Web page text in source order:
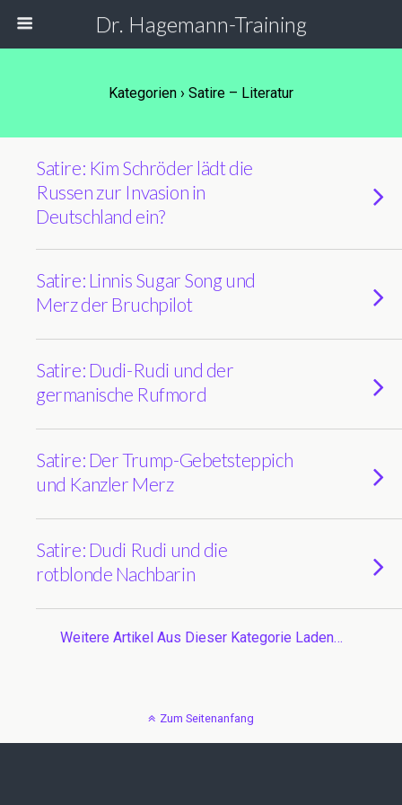
Dr. Hagemann-Training
Kategorien › Satire – Literatur
Satire: Kim Schröder lädt die
Russen zur Invasion in
Deutschland ein?
Satire: Linnis Sugar Song und
Merz der Bruchpilot
Satire: Dudi-Rudi und der
germanische Rufmord
Satire: Der Trump-Gebetsteppich
und Kanzler Merz
Satire: Dudi Rudi und die
rotblonde Nachbarin
Weitere Artikel Aus Dieser Kategorie Laden…
Zum Seitenanfang